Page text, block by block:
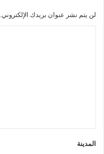
لن يتم نشر عنوان بريدك الإلكتروني.
المدينة